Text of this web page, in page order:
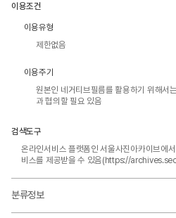
이용조건
이용유형
제한없음
이용주기
원본인 네거티브필름를 활용하기 위해서
과 협의할 필요 있음
검색도구
온라인서비스 플랫폼인 서울사진아카이브에
비스를 제공받을 수 있음(https://
분류정보